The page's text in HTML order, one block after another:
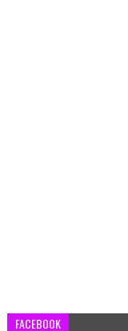
FACEBOOK